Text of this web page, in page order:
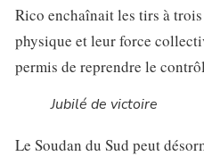
Rico enchaînait les tirs à
physique et leur force
permis de reprendre le
Jubilé de victoire
Le Soudan du Sud peut